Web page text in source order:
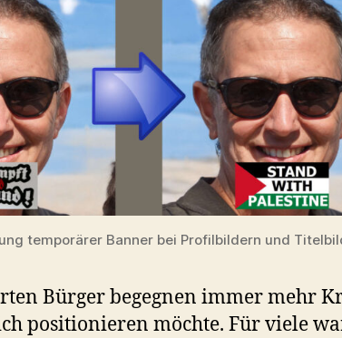
temporärer Banner bei Profilbildern und
Bürger begegnen immer mehr
positionieren möchte. Für viele